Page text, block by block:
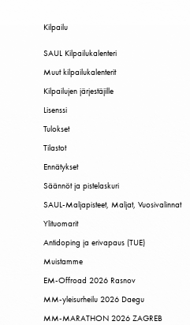
Kilpailu
SAUL Kilpailukalenteri
Muut kilpailukalenterit
Kilpailujen järjestäjille
Lisenssi
Tulokset
Tilastot
Ennätykset
Säännöt ja pistelaskuri
SAUL-Maljapisteet, Maljat, Vuosivalinnat
Ylituomarit
Antidoping ja erivapaus (TUE)
Muistamme
EM-Offroad 2026 Rasnov
MM-yleisurheilu 2026 Daegu
MM-MARATHON 2026 ZAGREB